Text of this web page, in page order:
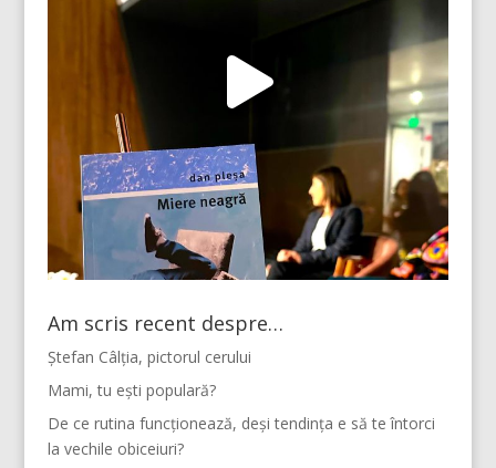
Am scris recent despre…
Ștefan Câlția, pictorul cerului
Mami, tu ești populară?
De ce rutina funcționează, deși tendința e să te întorci
la vechile obiceiuri?